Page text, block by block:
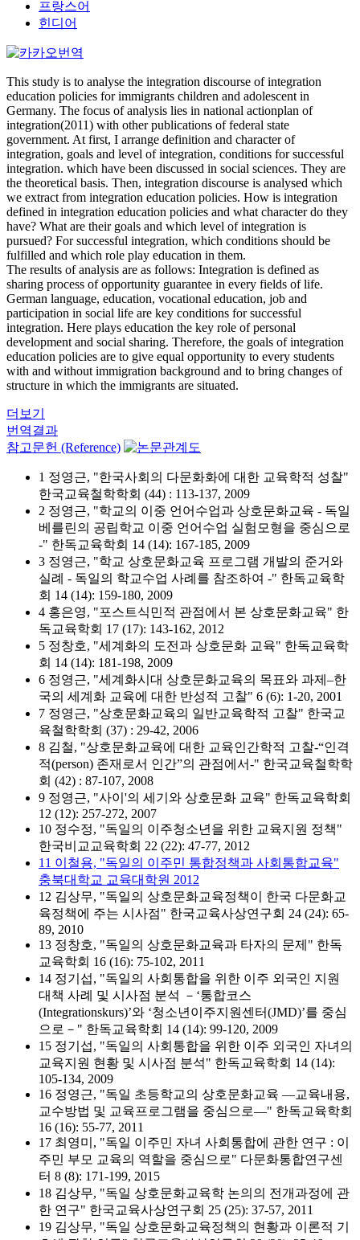
프랑스어
힌디어
This study is to analyse the integration discourse of integration
education policies for immigrants children and adolescent in
Germany. The focus of analysis lies in national actionplan of
integration(2011) with other publications of federal state
government. At first, I arrange definition and character of
integration, goals and level of integration, conditions for successful
integration. which have been discussed in social sciences. They are
the theoretical basis. Then, integration discourse is analysed which
we extract from integration education policies. How is integration
defined in integration education policies and what character do they
have? What are their goals and which level of integration is
pursued? For successful integration, which conditions should be
fulfilled and which role play education in them.
The results of analysis are as follows: Integration is defined as
sharing process of opportunity guarantee in every fields of life.
German language, education, vocational education, job and
participation in social life are key conditions for successful
integration. Here plays education the key role of personal
development and social sharing. Therefore, the goals of integration
education policies are to give equal opportunity to every students
with and without immigration background and to bring changes of
structure in which the immigrants are situated.
더보기
번역결과
참고문헌 (Reference)
1 정영근, "한국사회의 다문화화에 대한 교육학적 성찰"
한국교육철학학회 (44) : 113-137, 2009
2 정영근, "학교의 이중 언어수업과 상호문화교육 - 독일
베를린의 공립학교 이중 언어수업 실험모형을 중심으로
-" 한독교육학회 14 (14): 167-185, 2009
3 정영근, "학교 상호문화교육 프로그램 개발의 준거와
실례 - 독일의 학교수업 사례를 참조하여 -" 한독교육학
회 14 (14): 159-180, 2009
4 홍은영, "포스트식민적 관점에서 본 상호문화교육" 한
독교육학회 17 (17): 143-162, 2012
5 정창호, "세계화의 도전과 상호문화 교육" 한독교육학
회 14 (14): 181-198, 2009
6 정영근, "세계화시대 상호문화교육의 목표와 과제–한
국의 세계화 교육에 대한 반성적 고찰" 6 (6): 1-20, 2001
7 정영근, "상호문화교육의 일반교육학적 고찰" 한국교
육철학학회 (37) : 29-42, 2006
8 김철, "상호문화교육에 대한 교육인간학적 고찰-“인격
적(person) 존재로서 인간”의 관점에서-" 한국교육철학학
회 (42) : 87-107, 2008
9 정영근, "사이'의 세기와 상호문화 교육" 한독교육학회
12 (12): 257-272, 2007
10 정수정, "독일의 이주청소년을 위한 교육지원 정책"
한국비교교육학회 22 (22): 47-77, 2012
11 이철용, "독일의 이주민 통합정책과 사회통합교육"
충북대학교 교육대학원 2012
12 김상무, "독일의 상호문화교육정책이 한국 다문화교
육정책에 주는 시사점" 한국교육사상연구회 24 (24): 65-
89, 2010
13 정창호, "독일의 상호문화교육과 타자의 문제" 한독
교육학회 16 (16): 75-102, 2011
14 정기섭, "독일의 사회통합을 위한 이주 외국인 지원
대책 사례 및 시사점 분석 －‘통합코스
(Integrationskurs)’와 ‘청소년이주지원센터(JMD)’를 중심
으로－" 한독교육학회 14 (14): 99-120, 2009
15 정기섭, "독일의 사회통합을 위한 이주 외국인 자녀의
교육지원 현황 및 시사점 분석" 한독교육학회 14 (14):
105-134, 2009
16 정영근, "독일 초등학교의 상호문화교육 ―교육내용,
교수방법 및 교육프로그램을 중심으로―" 한독교육학회
16 (16): 55-77, 2011
17 최영미, "독일 이주민 자녀 사회통합에 관한 연구 : 이
주민 부모 교육의 역할을 중심으로" 다문화통합연구센
터 8 (8): 171-199, 2015
18 김상무, "독일 상호문화교육학 논의의 전개과정에 관
한 연구" 한국교육사상연구회 25 (25): 37-57, 2011
19 김상무, "독일 상호문화교육정책의 현황과 이론적 기